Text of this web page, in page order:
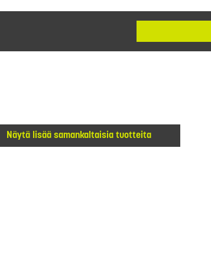
Näytä lisää samankaltaisia tuotteita